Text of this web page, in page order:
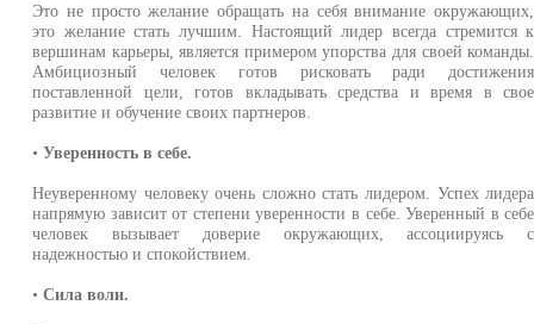
Это не просто желание обращать на себя внимание окружающих,
это желание стать лучшим. Настоящий лидер всегда стремится к
вершинам карьеры, является примером упорства для своей команды.
Амбициозный человек готов рисковать ради достижения
поставленной цели, готов вкладывать средства и время в свое
развитие и обучение своих партнеров.
•Уверенность в себе.
Неуверенному человеку очень сложно стать лидером. Успех лидера
напрямую зависит от степени уверенности в себе. Уверенный в себе
человек вызывает доверие окружающих, ассоциируясь с
надежностью и спокойствием.
•Сила воли.